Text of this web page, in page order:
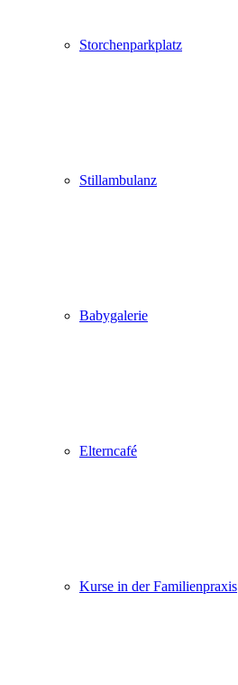
Storchenparkplatz
Stillambulanz
Babygalerie
Elterncafé
Kurse in der Familienpraxis